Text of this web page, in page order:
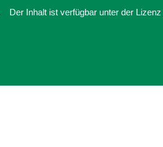
Der Inhalt ist verfügbar unter der Lizenz